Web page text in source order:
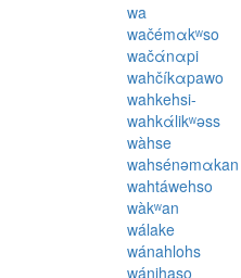
wa
wačémαkʷso
wačάnαpi
wahčíkαpawo
wahkehsi-
wahkάlikʷəss
wàhse
wahsénəmαkan
wahtáwehso
wàkʷan
wálake
wánahlohs
wánihaso